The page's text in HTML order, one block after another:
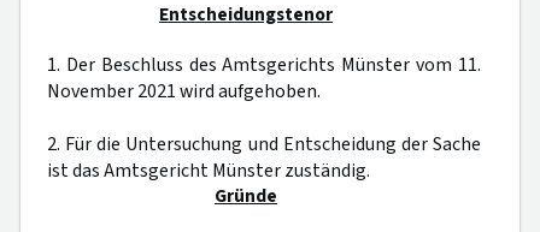
Entscheidungstenor
1. Der Beschluss des Amtsgerichts Münster vom 11.
November 2021 wird aufgehoben.
2. Für die Untersuchung und Entscheidung der Sache
ist das Amtsgericht Münster zuständig.
Gründe